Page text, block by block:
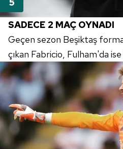
SADECE 2 MAÇ OYNADI
Geçen sezon Beşiktaş
çıkan Fabricio, Fulham'da